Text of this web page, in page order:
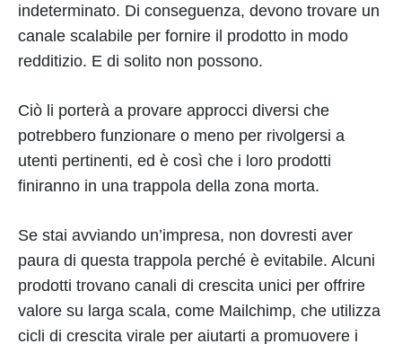
indeterminato. Di conseguenza, devono trovare un
canale scalabile per fornire il prodotto in modo
redditizio. E di solito non possono.
Ciò li porterà a provare approcci diversi che
potrebbero funzionare o meno per rivolgersi a
utenti pertinenti, ed è così che i loro prodotti
finiranno in una trappola della zona morta.
Se stai avviando un’impresa, non dovresti aver
paura di questa trappola perché è evitabile. Alcuni
prodotti trovano canali di crescita unici per offrire
valore su larga scala, come Mailchimp, che utilizza
cicli di crescita virale per aiutarti a promuovere i